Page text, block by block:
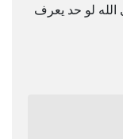
لو حد يعرف